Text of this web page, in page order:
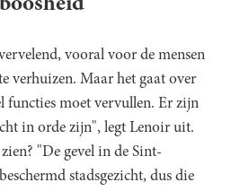
vooral voor de mensen
verhuizen. Maar het gaat over
functies moet vervullen. Er zijn
in orde zijn", legt Lenoir uit.
"De gevel in de Sint-
stadsgezicht, dus die